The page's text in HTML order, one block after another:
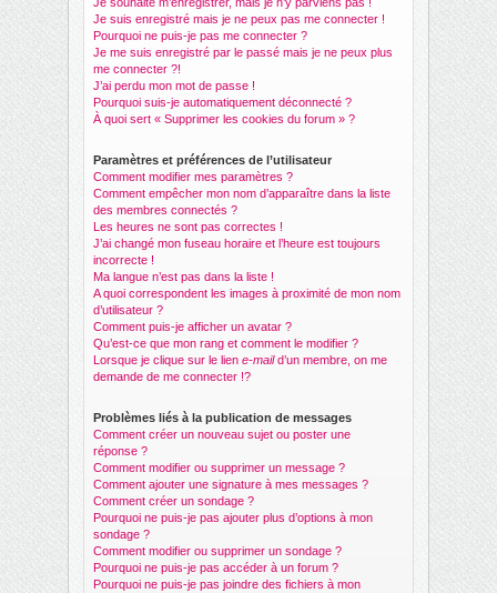
Je suis enregistré mais je ne peux pas me connecter !
Pourquoi ne puis-je pas me connecter ?
Je me suis enregistré par le passé mais je ne peux plus
me connecter ?!
J’ai perdu mon mot de passe !
Pourquoi suis-je automatiquement déconnecté ?
À quoi sert « Supprimer les cookies du forum » ?
Paramètres et préférences de l’utilisateur
Comment modifier mes paramètres ?
Comment empêcher mon nom d’apparaître dans la liste
des membres connectés ?
Les heures ne sont pas correctes !
J’ai changé mon fuseau horaire et l’heure est toujours
incorrecte !
Ma langue n’est pas dans la liste !
A quoi correspondent les images à proximité de mon nom
d’utilisateur ?
Comment puis-je afficher un avatar ?
Qu’est-ce que mon rang et comment le modifier ?
Lorsque je clique sur le lien e-maild’un membre, on me
demande de me connecter !?
Problèmes liés à la publication de messages
Comment créer un nouveau sujet ou poster une
réponse ?
Comment modifier ou supprimer un message ?
Comment ajouter une signature à mes messages ?
Comment créer un sondage ?
Pourquoi ne puis-je pas ajouter plus d’options à mon
sondage ?
Comment modifier ou supprimer un sondage ?
Pourquoi ne puis-je pas accéder à un forum ?
Pourquoi ne puis-je pas joindre des fichiers à mon